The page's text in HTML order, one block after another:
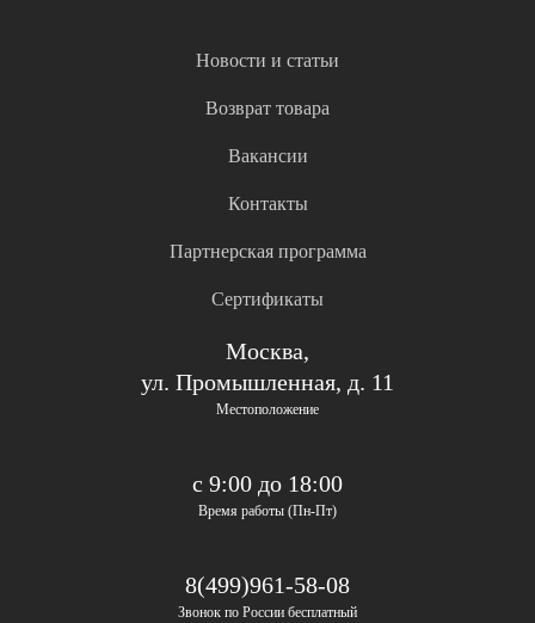
Новости и статьи
Возврат товара
Вакансии
Контакты
Партнерская программа
Сертификаты
Москва,
ул. Промышленная, д. 11
Местоположение
с 9:00 до 18:00
Время работы (Пн-Пт)
8(499)961-58-08
Звонок по России бесплатный